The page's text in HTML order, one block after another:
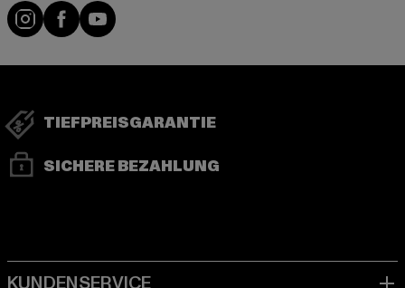
Visit our Instagram page:
Visit our Facebook page:
Visit our YouTube channel:
TIEFPREISGARANTIE
SICHERE BEZAHLUNG